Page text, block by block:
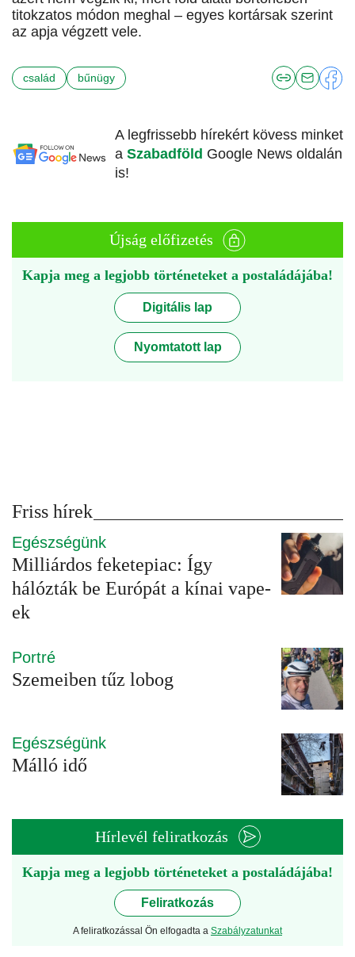
titokzatos módon meghal – egyes kortársak szerint
az apja végzett vele.
család bűnügy
A legfrissebb hírekért kövess minket
a Szabadföld Google News oldalán
is!
Újság előfizetés
Kapja meg a legjobb történeteket a postaládájába!
Digitális lap
Nyomtatott lap
Friss hírek
Egészségünk
Milliárdos feketepiac: Így
hálózták be Európát a kínai vape-
ek
Portré
Szemeiben tűz lobog
Egészségünk
Málló idő
Hírlevél feliratkozás
Kapja meg a legjobb történeteket a postaládájába!
Feliratkozás
A feliratkozással Ön elfogadta a Szabályzatunkat